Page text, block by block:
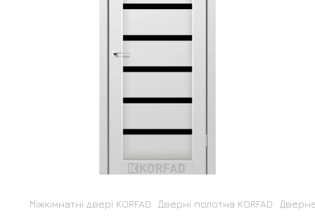
Міжкімнатні двері KORFAD Дверні полотна KORFAD